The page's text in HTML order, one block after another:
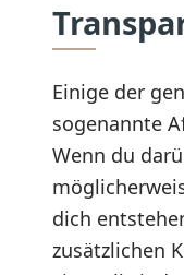
Einige der
sogenannte
Wenn du
dich
zusätzlichen